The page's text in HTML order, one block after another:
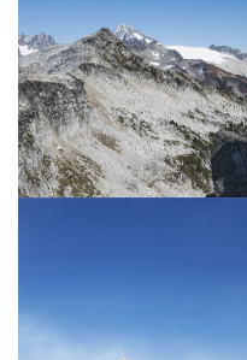
(30 Ps Brushes)